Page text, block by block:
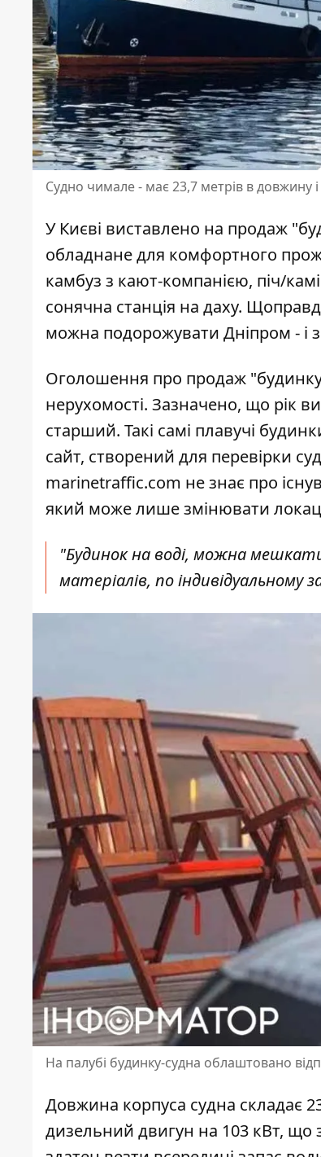
Судно чимале - має 23,7 метрів в довжину
У Києві виставлено на продаж
обладнане для комфортного
камбуз з кают-компанією, піч/
сонячна станція на даху.
можна подорожувати Дніпром - і
Оголошення про продаж
нерухомості. Зазначено, що рік
старший. Такі самі плавучі
сайт, створений для перевірки
marinetraffic.com не знає про
який може лише змінювати
"Будинок на воді, можна мешкати
матеріалів, по індивідуальному
На палубі будинку-судна облаштовано
Довжина корпуса судна складає
дизельний двигун на 103 кВт, що